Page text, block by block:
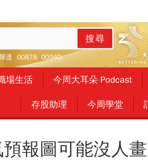
搜尋
達 00878 00940
場生活 今周大耳朵 Podcast
存股助理 今周學堂
報圖可能沒人